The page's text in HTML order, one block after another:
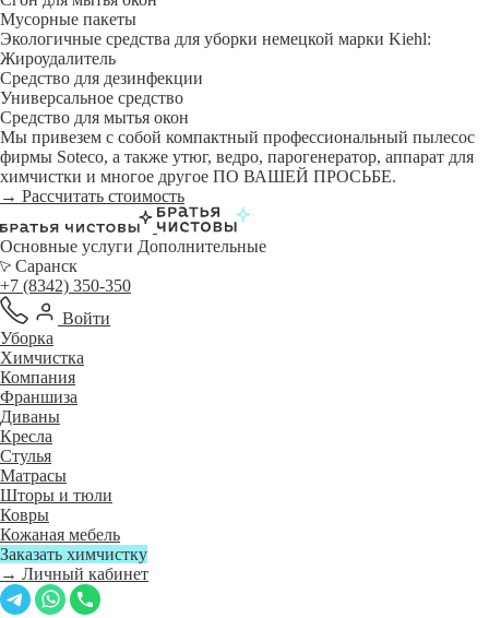
Мусорные пакеты
Экологичные средства для уборки немецкой марки Kiehl:
Жироудалитель
Средство для дезинфекции
Универсальное средство
Средство для мытья окон
Мы привезем с собой компактный профессиональный пылесос
фирмы Soteco, а также утюг, ведро, парогенератор, аппарат для
химчистки и многое другое ПО ВАШЕЙ ПРОСЬБЕ.
→ Рассчитать стоимость
Основные услуги Дополнительные
Саранск
+7 (8342) 350-350
Войти
Уборка
Химчистка
Компания
Франшиза
Диваны
Кресла
Стулья
Матрасы
Шторы и тюли
Ковры
Кожаная мебель
Заказать химчистку
→ Личный кабинет